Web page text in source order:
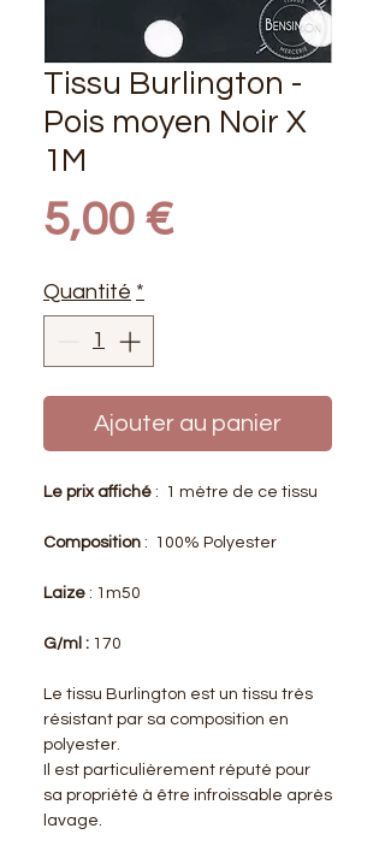
Tissu Burlington -
Pois moyen Noir X
1M
5,00 €Prix
Quantité *
Ajouter au panier
Le prix affiché : 1 mètre de ce tissu
Composition : 100% Polyester
Laize : 1m50
G/ml : 170
Le tissu Burlington est un tissu très
résistant par sa composition en
polyester.
Il est particulièrement réputé pour
sa propriété à être infroissable après
lavage.